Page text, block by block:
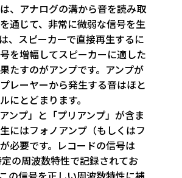
、アナログの溝から音を読み取
通じて、非常に微弱な信号を生
、スピーカーで直接再生するに
を増幅してスピーカーに適した
たすのがアンプです。アンプが
レーヤーから発生する音はほと
にとどまります。
ンプ」と「プリアンプ」が含ま
にはフォノアンプ（もしくはフ
必要です。レコードの信号は
の周波数特性で記録されてお